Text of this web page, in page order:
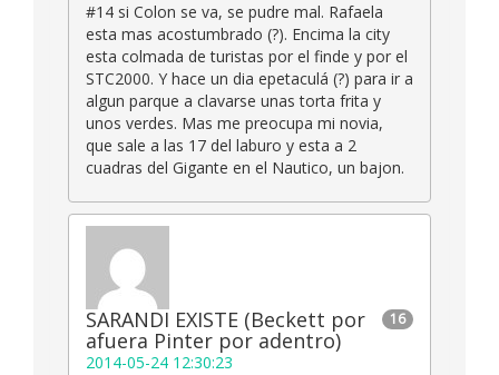
#14 si Colon se va, se pudre mal. Rafaela
esta mas acostumbrado (?). Encima la city
esta colmada de turistas por el finde y por el
STC2000. Y hace un dia epetaculá (?) para ir a
algun parque a clavarse unas torta frita y
unos verdes. Mas me preocupa mi novia,
que sale a las 17 del laburo y esta a 2
cuadras del Gigante en el Nautico, un bajon.
16
SARANDI EXISTE (Beckett por
afuera Pinter por adentro)
2014-05-24 12:30:23